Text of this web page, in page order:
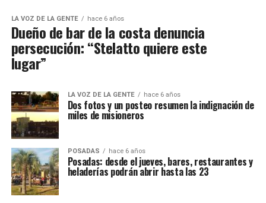
LA VOZ DE LA GENTE hace 6 años
Dueño de bar de la costa denuncia
persecución: “Stelatto quiere este
lugar”
LA VOZ DE LA GENTE hace 6 años
Dos fotos y un posteo resumen la indignación de
miles de misioneros
POSADAS hace 6 años
Posadas: desde el jueves, bares, restaurantes y
heladerías podrán abrir hasta las 23